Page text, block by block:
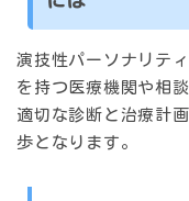
演技性パーソナリテ
を持つ医療機関や相
適切な診断と治療計
歩となります。